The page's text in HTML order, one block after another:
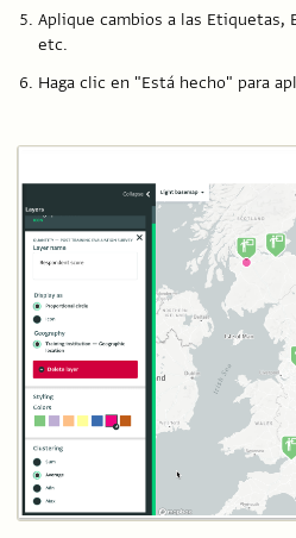
Aplique cambios a las Etiquetas,
etc.
Haga clic en "Está hecho" para